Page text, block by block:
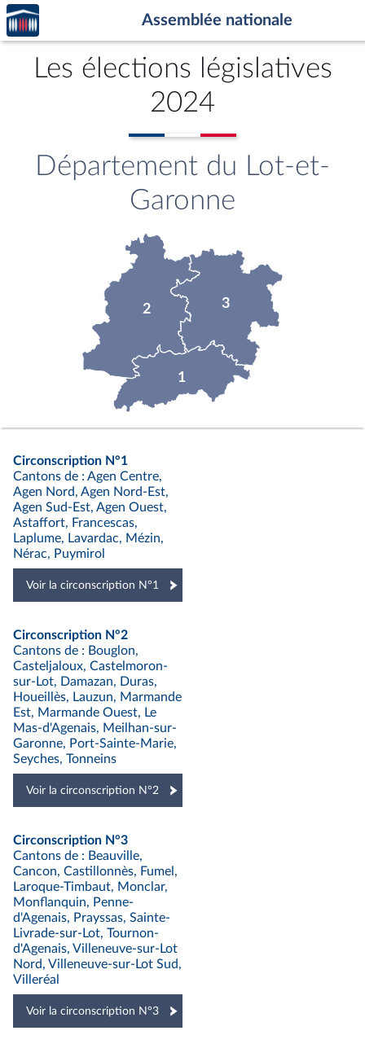
Aller au contenu
Aller en bas de la page
Accèder
à la
page
d'accueil
Assemblée nationale
Les élections législatives
2024
Département du Lot-et-
Garonne
1
2 3
Circonscription N°1
Cantons de : Agen Centre,
Agen Nord, Agen Nord-Est,
Agen Sud-Est, Agen Ouest,
Astaffort, Francescas,
Laplume, Lavardac, Mézin,
Nérac, Puymirol
Voir la circonscription N°1
Circonscription N°2
Cantons de : Bouglon,
Casteljaloux, Castelmoron-
sur-Lot, Damazan, Duras,
Houeillès, Lauzun, Marmande
Est, Marmande Ouest, Le
Mas-d'Agenais, Meilhan-sur-
Garonne, Port-Sainte-Marie,
Seyches, Tonneins
Voir la circonscription N°2
Circonscription N°3
Cantons de : Beauville,
Cancon, Castillonnès, Fumel,
Laroque-Timbaut, Monclar,
Monflanquin, Penne-
d'Agenais, Prayssas, Sainte-
Livrade-sur-Lot, Tournon-
d'Agenais, Villeneuve-sur-Lot
Nord, Villeneuve-sur-Lot Sud,
Villeréal
Voir la circonscription N°3